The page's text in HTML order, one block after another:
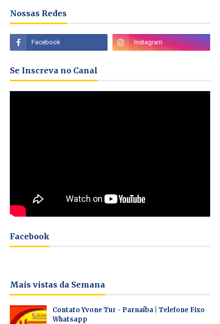
Nossas Redes
Se Inscreva no Canal
Facebook
Mais vistas da Semana
Contato Yvone Tur - Parnaíba | Telefone Fixo
Whatsapp